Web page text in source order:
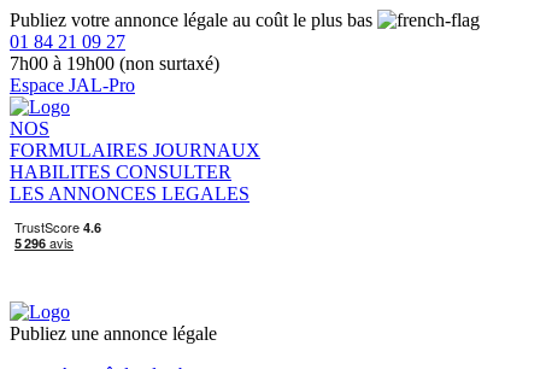
Publiez votre annonce légale au coût le plus bas
01 84 21 09 27
7h00 à 19h00 (non surtaxé)
Espace JAL-Pro
NOS
FORMULAIRES JOURNAUX
HABILITES CONSULTER
LES ANNONCES LEGALES
Publiez une annonce légale